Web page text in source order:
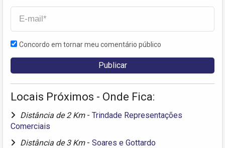
Concordo em tornar meu comentário público
Locais Próximos - Onde Fica:
Distância de 2 Km - Trindade Representações
Comerciais
Distância de 3 Km - Soares e Gottardo